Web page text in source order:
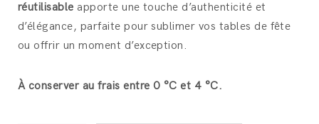
réutilisable apporte une touche d’authenticité et
d’élégance, parfaite pour sublimer vos tables de fête
ou offrir un moment d’exception.
À conserver au frais entre 0 °C et 4 °C.